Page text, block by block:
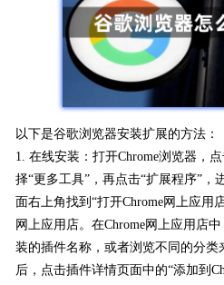
以下是谷歌浏览器安装扩展的方法：
1. 在线安装：打开Chrome浏览器，
择“更多工具”，再点击“扩展程序”，
面右上角找到“打开Chrome网上应用
网上应用店。在Chrome网上应用店
装的插件名称，或者浏览不同的分
后，点击插件详情页面中的“添加到